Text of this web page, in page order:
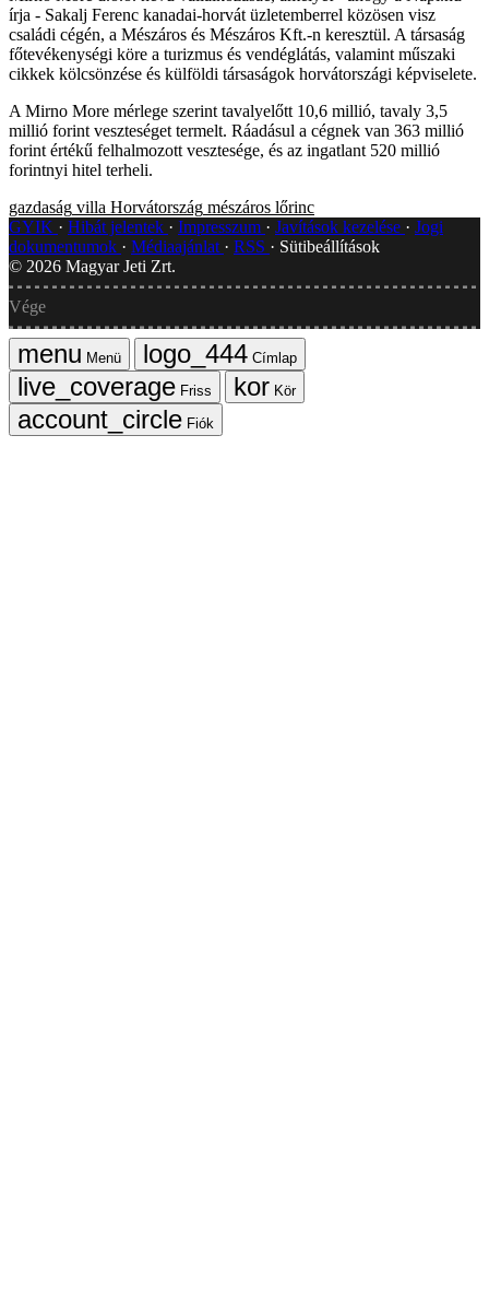
írja - Sakalj Ferenc kanadai-horvát üzletemberrel közösen visz
családi cégén, a Mészáros és Mészáros Kft.-n keresztül. A társaság
főtevékenységi köre a turizmus és vendéglátás, valamint műszaki
cikkek kölcsönzése és külföldi társaságok horvátországi képviselete.
A Mirno More mérlege szerint tavalyelőtt 10,6 millió, tavaly 3,5
millió forint veszteséget termelt. Ráadásul a cégnek van 363 millió
forint értékű felhalmozott vesztesége, és az ingatlant 520 millió
forintnyi hitel terheli.
gazdaság villa Horvátország mészáros lőrinc
GYIK
Hibát jelentek Impresszum Javítások kezelése
Jogi
dokumentumok
Médiaajánlat RSS
Sütibeállítások
© 2026 Magyar Jeti Zrt.
Vége
Menü
Címlap
Friss
Kör
Fiók